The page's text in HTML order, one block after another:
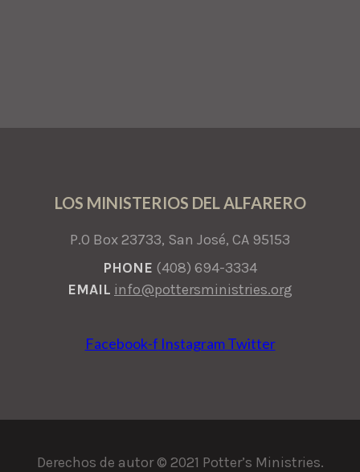
LOS MINISTERIOS DEL ALFARERO
P.O Box 23733, San José, CA 95153
PHONE (408) 694-3334
EMAIL info@pottersministries.org
Facebook-f Instagram Twitter
Derechos de autor © 2021 Potter’s Ministries.